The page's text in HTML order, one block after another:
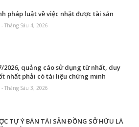
pháp luật về việc nhặt được tài sản
Tháng Sáu 4, 2026
2026, quảng cáo sử dụng từ nhất, duy
nhất phải có tài liệu chứng minh
Tháng Sáu 3, 2026
TỰ Ý BÁN TÀI SẢN ĐỒNG SỞ HỮU LÀ